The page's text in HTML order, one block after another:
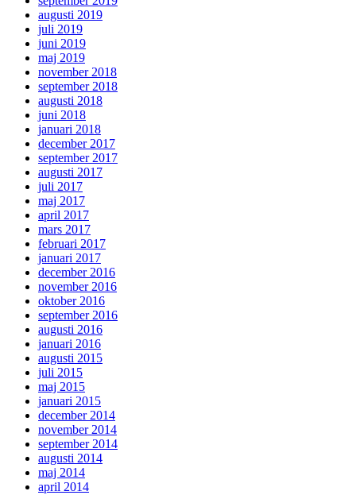
augusti 2019
juli 2019
juni 2019
maj 2019
november 2018
september 2018
augusti 2018
juni 2018
januari 2018
december 2017
september 2017
augusti 2017
juli 2017
maj 2017
april 2017
mars 2017
februari 2017
januari 2017
december 2016
november 2016
oktober 2016
september 2016
augusti 2016
januari 2016
augusti 2015
juli 2015
maj 2015
januari 2015
december 2014
november 2014
september 2014
augusti 2014
maj 2014
april 2014